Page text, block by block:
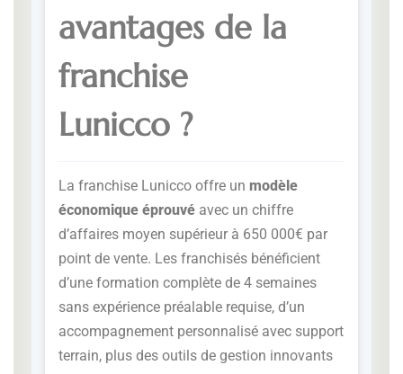
avantages de la
franchise
Lunicco ?
La franchise Lunicco offre un modèle
économique éprouvé avec un chiffre
d’affaires moyen supérieur à 650 000€ par
point de vente. Les franchisés bénéficient
d’une formation complète de 4 semaines
sans expérience préalable requise, d’un
accompagnement personnalisé avec support
terrain, plus des outils de gestion innovants